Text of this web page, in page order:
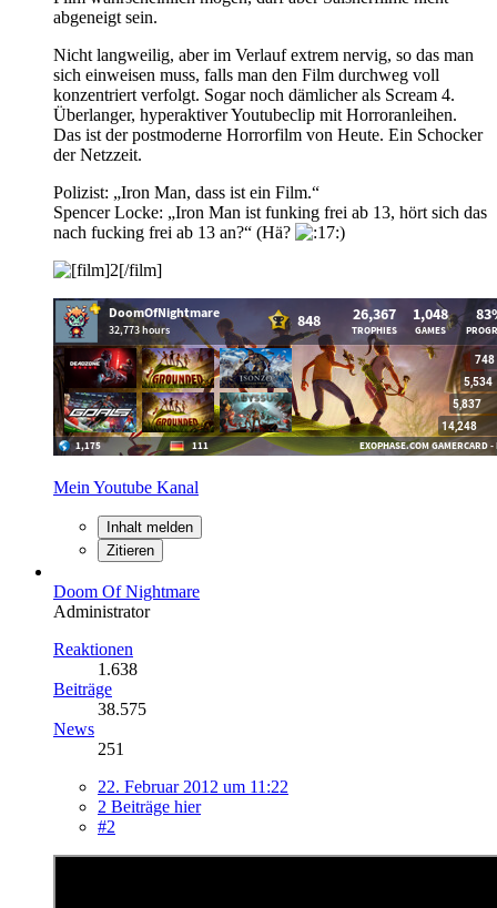
abgeneigt sein.
Nicht langweilig, aber im Verlauf extrem nervig, so das man
sich einweisen muss, falls man den Film durchweg voll
konzentriert verfolgt. Sogar noch dämlicher als Scream 4.
Überlanger, hyperaktiver Youtubeclip mit Horroranleihen.
Das ist der postmoderne Horrorfilm von Heute. Ein Schocker
der Netzzeit.
Polizist: „Iron Man, dass ist ein Film.“
Spencer Locke: „Iron Man ist funking frei ab 13, hört sich das
nach fucking frei ab 13 an?“ (Hä?
)
Mein Youtube Kanal
Inhalt melden
Zitieren
Doom Of Nightmare
Administrator
Reaktionen
1.638
Beiträge
38.575
News
251
22. Februar 2012 um 11:22
2 Beiträge hier
#2